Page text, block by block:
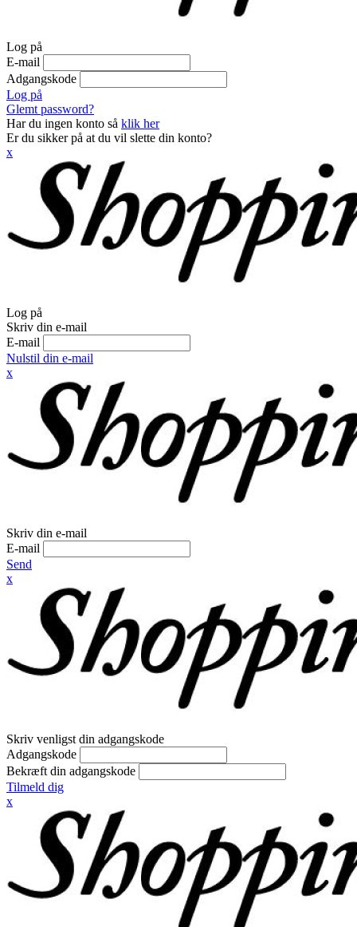
Log på
E-mail
Adgangskode
Log på
Glemt password?
Har du ingen konto så klik her
Er du sikker på at du vil slette din konto?
x
Log på
Skriv din e-mail
E-mail
Nulstil din e-mail
x
Skriv din e-mail
E-mail
Send
x
Skriv venligst din adgangskode
Adgangskode
Bekræft din adgangskode
Tilmeld dig
x